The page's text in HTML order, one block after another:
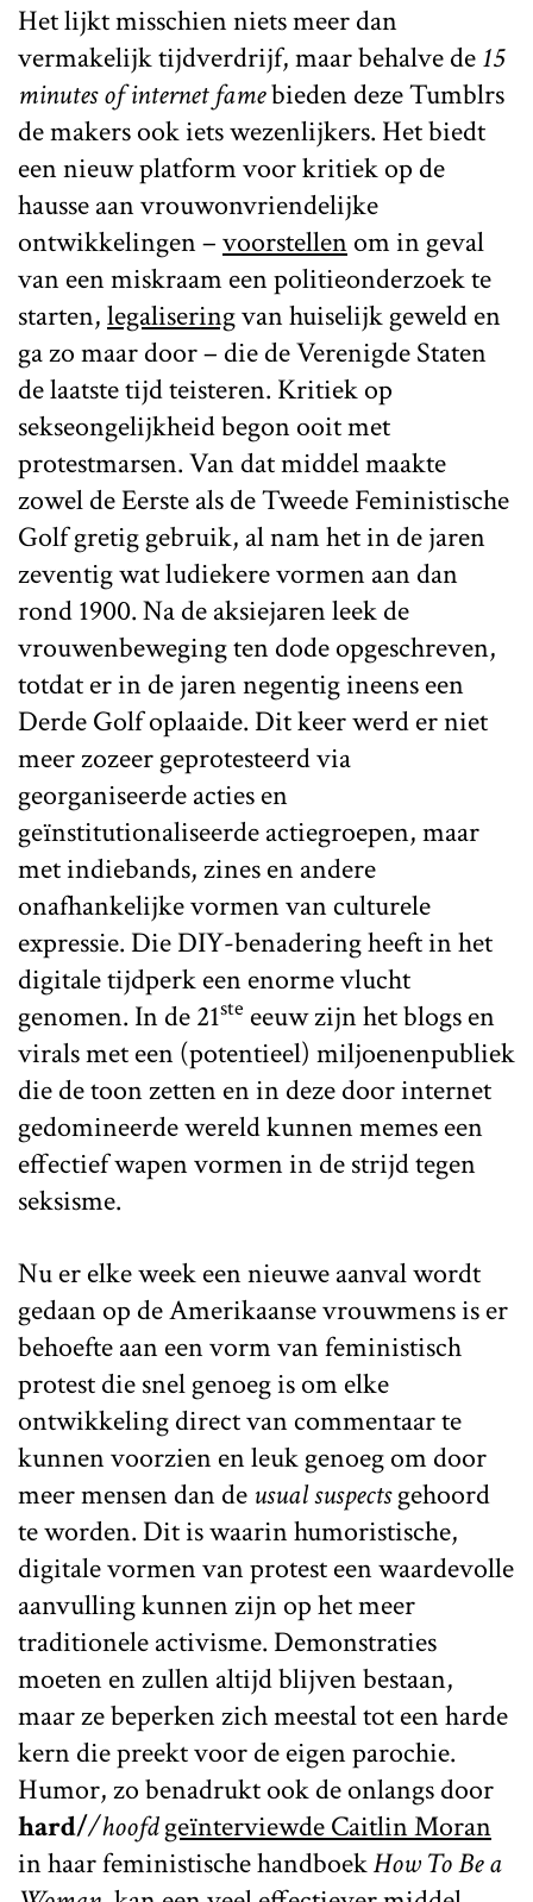
Het lijkt misschien niets meer dan
vermakelijk tijdverdrijf, maar behalve de15
minutes of internet famebieden deze Tumblrs
de makers ook iets wezenlijkers. Het biedt
een nieuw platform voor kritiek op de
hausse aan vrouwonvriendelijke
ontwikkelingen –voorstellenom in geval
van een miskraam een politieonderzoek te
starten,legaliseringvan huiselijk geweld en
ga zo maar door – die de Verenigde Staten
de laatste tijd teisteren. Kritiek op
sekseongelijkheid begon ooit met
protestmarsen. Van dat middel maakte
zowel de Eerste als de Tweede Feministische
Golf gretig gebruik, al nam het in de jaren
zeventig wat ludiekere vormen aan dan
rond 1900. Na de aksiejaren leek de
vrouwenbeweging ten dode opgeschreven,
totdat er in de jaren negentig ineens een
Derde Golf oplaaide. Dit keer werd er niet
meer zozeer geprotesteerd via
georganiseerde acties en
geïnstitutionaliseerde actiegroepen, maar
met indiebands, zines en andere
onafhankelijke vormen van culturele
expressie. Die DIY-benadering heeft in het
digitale tijdperk een enorme vlucht
genomen. In de 21ste eeuw zijn het blogs en
virals met een (potentieel) miljoenenpubliek
die de toon zetten en in deze door internet
gedomineerde wereld kunnen memes een
effectief wapen vormen in de strijd tegen
seksisme.
Nu er elke week een nieuwe aanval wordt
gedaan op de Amerikaanse vrouwmens is er
behoefte aan een vorm van feministisch
protest die snel genoeg is om elke
ontwikkeling direct van commentaar te
kunnen voorzien en leuk genoeg om door
meer mensen dan de usual suspectsgehoord
te worden. Dit is waarin humoristische,
digitale vormen van protest een waardevolle
aanvulling kunnen zijn op het meer
traditionele activisme. Demonstraties
moeten en zullen altijd blijven bestaan,
maar ze beperken zich meestal tot een harde
kern die preekt voor de eigen parochie.
Humor, zo benadrukt ook de onlangs door
hard//hoofdgeïnterviewde Caitlin Moran
in haar feministische handboekHow To Be a